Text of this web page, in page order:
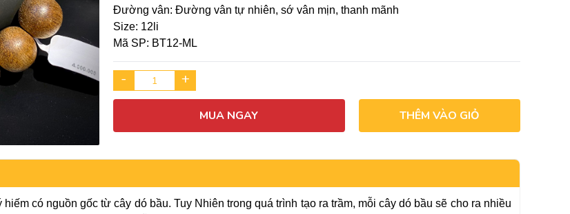
Đường vân: Đường vân tự nhiên, sớ vân mịn, thanh mãnh
Size: 12li
Mã SP: BT12-ML
- +
MUA NGAY THÊM VÀO GIỎ
có nguồn gốc từ cây dó bầu. Tuy Nhiên trong quá trình tạo ra trầm, mỗi cây dó bầu sẽ cho ra nhiều